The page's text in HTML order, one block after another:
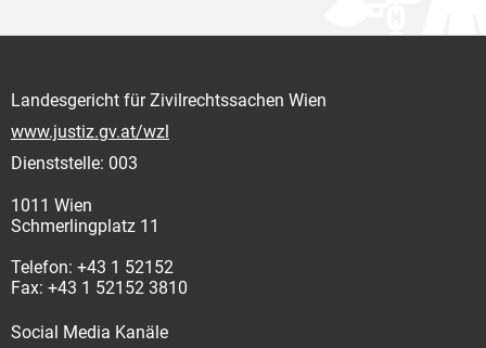
Landesgericht für Zivilrechtssachen Wien
www.justiz.gv.at/wzl
Dienststelle: 003
1011 Wien
Schmerlingplatz 11
Telefon: +43 1 52152
Fax: +43 1 52152 3810
Social Media Kanäle